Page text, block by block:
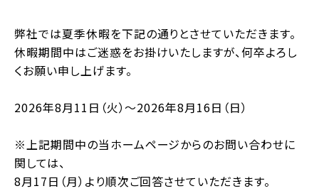
弊社では夏季休暇を下記の通りとさせていただきます。
休暇期間中はご迷惑をお掛けいたしますが、何卒よろし
くお願い申し上げます。
2026年8月11日（火）～2026年8月16日（日）
※上記期間中の当ホームページからのお問い合わせに
関しては、
8月17日（月）より順次ご回答させていただきます。